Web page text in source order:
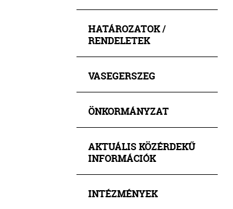
HATÁROZATOK /
RENDELETEK
VASEGERSZEG
ÖNKORMÁNYZAT
AKTUÁLIS KÖZÉRDEKŰ
INFORMÁCIÓK
INTÉZMÉNYEK